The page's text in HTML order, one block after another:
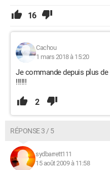
16
Cachou
1 mars 2018 à 15:20
Je commande depuis plus
!!!!!!
2
RÉPONSE 3 / 5
sydbarrett111
15 août 2009 à 11:58